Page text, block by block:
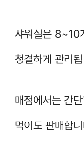
샤워실은 8~10
청결하게 관리
매점에서는 간
먹이도 판매합